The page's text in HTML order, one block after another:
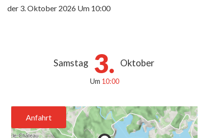
der 3. Oktober 2026 Um 10:00
Samstag 3. Oktober
Um 10:00
Anfahrt